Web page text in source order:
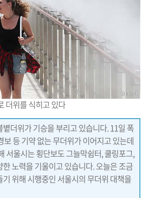
더위를 식히고 있다
더위가 기승을 부리고 있습니다. 11일 폭
보 등 기약 없는 무더위가 이어지고 있는데
서울시는 횡단보도 그늘막쉼터, 쿨링포그,
노력을 기울이고 있습니다. 오늘은 조금
위해 시행중인 서울시의 무더위 대책을